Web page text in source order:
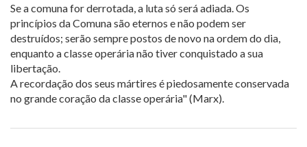
Se a comuna for derrotada, a luta só será adiada. Os
princípios da Comuna são eternos e não podem ser
destruídos; serão sempre postos de novo na ordem do dia,
enquanto a classe operária não tiver conquistado a sua
libertação.
A recordação dos seus mártires é piedosamente conservada
no grande coração da classe operária" (Marx).